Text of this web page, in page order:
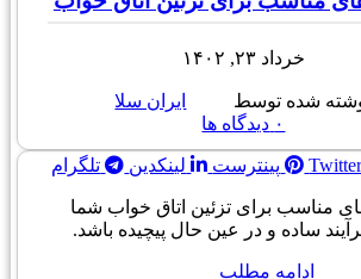
خرداد ۲۳, ۱۴۰۲
شده توسط
ایران سلا
۰ دیدگاه ها
پینترست لینکدین تلگرام
مناسب برای تزئین اتاق خواب شما
ساده و در عین حال پیچیده باشد.
ادامه مطلب